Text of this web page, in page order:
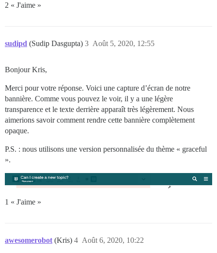
2 « J'aime »
sudipd (Sudip Dasgupta) Août 5, 2020, 12:55
3
Bonjour Kris,
Merci pour votre réponse. Voici une capture d’écran de notre
bannière. Comme vous pouvez le voir, il y a une légère
transparence et le texte derrière apparaît très légèrement. Nous
aimerions savoir comment rendre cette bannière complètement
opaque.
P.S. : nous utilisons une version personnalisée du thème « graceful
».
1 « J'aime »
awesomerobot (Kris) Août 6, 2020, 10:22
4